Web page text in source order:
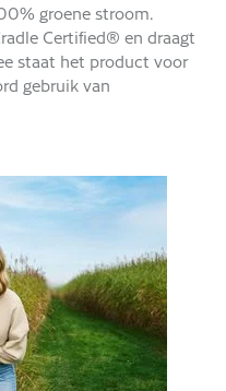
groene stroom.
Certified® en draagt
staat het product voor
gebruik van